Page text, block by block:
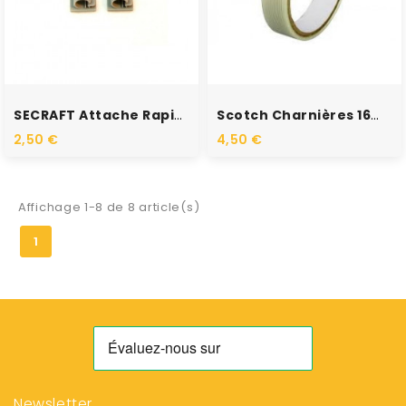
SECRAFT Attache Rapide...
2,50 €
Scotch Charnières 16mm X 20m
4,50 €
Affichage 1-8 de 8 article(s)
1